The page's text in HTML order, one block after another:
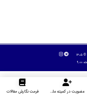
عضویت در کمیته علمی داوران فرمت نگارش مقالات